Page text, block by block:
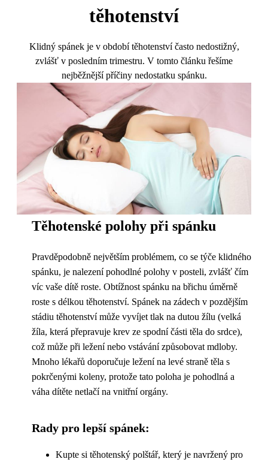
těhotenství
Klidný spánek je v období těhotenství často nedostižný,
zvlášť v posledním trimestru. V tomto článku řešíme
nejběžnější příčiny nedostatku spánku.
Těhotenské polohy při spánku
Pravděpodobně největším problémem, co se týče klidného
spánku, je nalezení pohodlné polohy v posteli, zvlášť čím
víc vaše dítě roste. Obtížnost spánku na břichu úměrně
roste s délkou těhotenství. Spánek na zádech v pozdějším
stádiu těhotenství může vyvíjet tlak na dutou žílu (velká
žíla, která přepravuje krev ze spodní části těla do srdce),
což může při ležení nebo vstávání způsobovat mdloby.
Mnoho lékařů doporučuje ležení na levé straně těla s
pokrčenými koleny, protože tato poloha je pohodlná a
váha dítěte netlačí na vnitřní orgány.
Rady pro lepší spánek:
Kupte si těhotenský polštář, který je navržený pro